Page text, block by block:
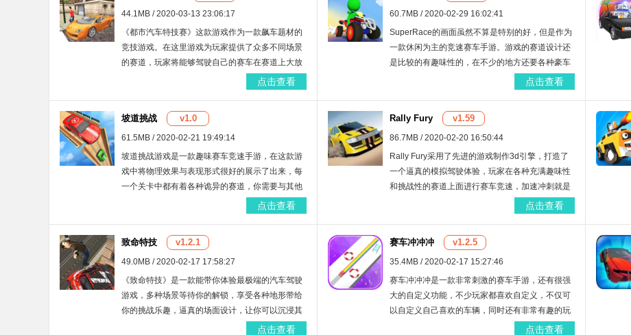
44.1MB / 2020-03-13 23:06:17
《都市汽车特技赛》这款游戏作为一款飙车题材的
竞技游戏。在这里游戏为玩家提供了众多不同场景
的赛道，玩家将能够驾驶自己的赛车在赛道上大放
光彩。同时玩家赢得比赛，就会获得相应的金币奖
励，既可以用来购买高级车辆，也可以用来购买车
己比赛。
点击查看
60.7MB / 2020-02-29 16:02:41
SuperRace的画面虽然不算是特别的好，但是作为
一款休闲为主的竞速赛车手游。游戏的赛道设计还
是比较的有趣味性的，在不少的地方还要各种豪车
可以解锁使用，这样的话，你就有了更加好的车子
点击查看
坡道挑战 v1.0
61.5MB / 2020-02-21 19:49:14
坡道挑战游戏是一款趣味赛车竞速手游，在这款游
戏中将物理效果与表现形式很好的展示了出来，每
一个关卡中都有着各种诡异的赛道，你需要与其他
玩家们一起进行比赛，各种各样的豪车进行挑选，
点击查看
Rally Fury v1.59
86.7MB / 2020-02-20 16:50:44
Rally Fury采用了先进的游戏制作3d引擎，打造了
一个逼真的模拟驾驶体验，玩家在各种充满趣味性
和挑战性的赛道上面进行赛车竞速，加速冲刺就是
唯一的目的，在这里速度才是王道，驾驶心爱的跑
点击查看
致命特技 v1.2.1
49.0MB / 2020-02-17 17:58:27
《致命特技》是一款能带你体验最极端的汽车驾驶
游戏，多种场景等待你的解锁，享受各种地形带给
你的挑战乐趣，逼真的场面设计，让你可以沉浸其
中，畅享最刺激最真实的赛车体验，小编为大家带
点击查看
赛车冲冲冲 v1.2.5
35.4MB / 2020-02-17 15:27:46
赛车冲冲冲是一款非常刺激的赛车手游，还有很强
大的自定义功能，不少玩家都喜欢自定义，不仅可
以自定义自己喜欢的车辆，同时还有非常有趣的玩
法，里面的比赛看点十足，值得一玩。点击查看